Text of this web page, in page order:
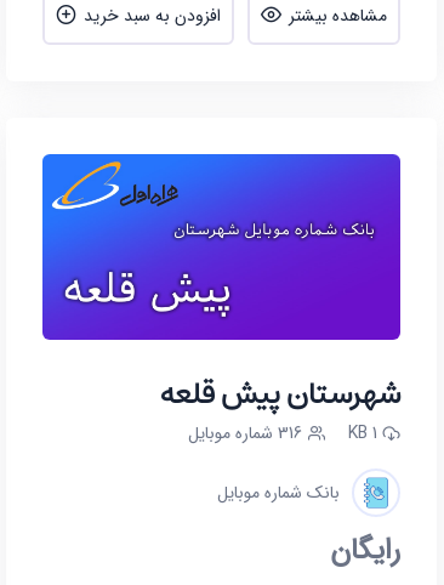
مشاهده بیشتر افزودن به سبد خرید
شهرستان پیش قلعه
1 KB 316 شماره موبایل
بانک شماره موبایل
رایگان